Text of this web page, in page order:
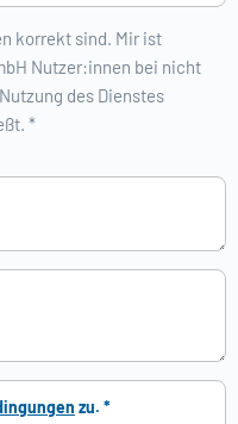
korrekt sind. Mir ist
Nutzer:innen bei nicht
des Dienstes
*
zu. *